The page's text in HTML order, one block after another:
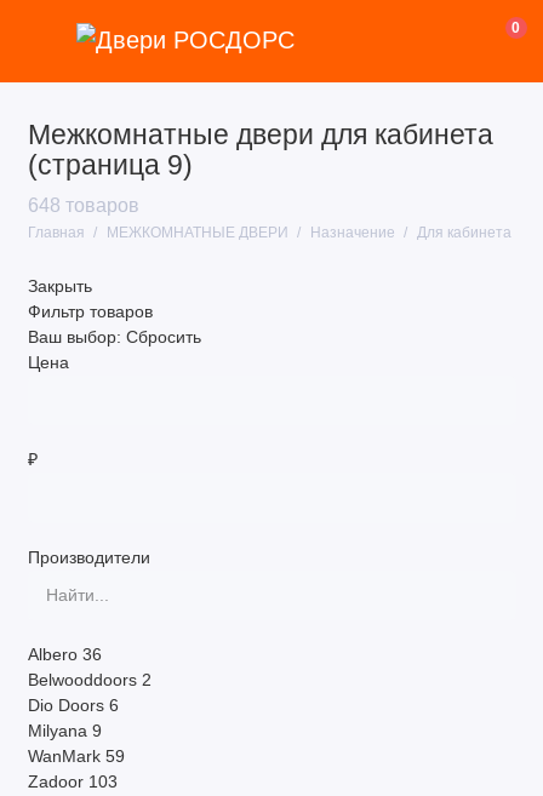
0
Межкомнатные двери для кабинета
(страница 9)
648 товаров
Главная МЕЖКОМНАТНЫЕ ДВЕРИ Назначение Для кабинета
Закрыть
Фильтр товаров
Ваш выбор: Сбросить
Цена
₽
Производители
Albero 36
Belwooddoors 2
Dio Doors 6
Milyana 9
WanMark 59
Zadoor 103
Покрытие
Назначение
Стиль
Цвет
Размер
Система открывания
Производитель
По наличию
Страна